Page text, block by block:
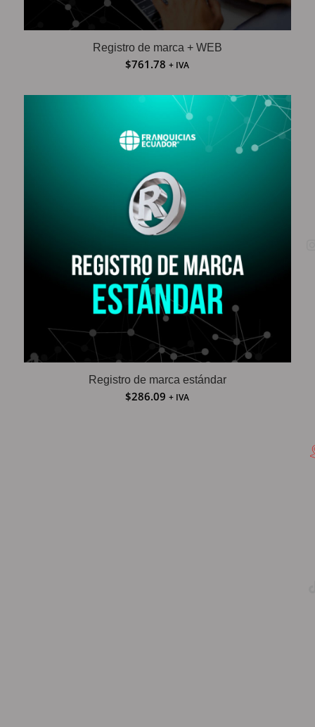
Registro de marca + WEB
$761.78 + IVA
Registro de marca estándar
$286.09 + IVA